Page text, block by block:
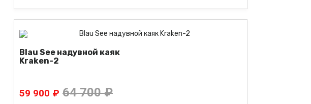
Blau See надувной каяк
Kraken-2
59 900 ₽ 64 700 ₽